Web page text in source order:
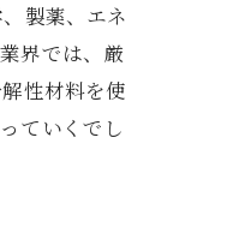
製薬、エネ
界では、厳
性材料を使
ていくでし